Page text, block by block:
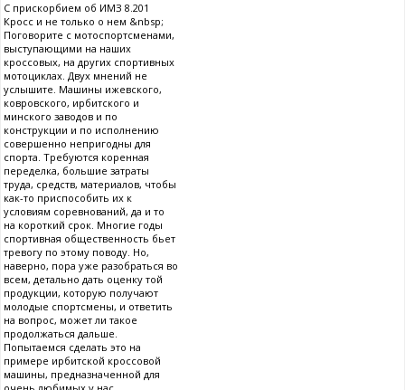
С прискорбием об ИМЗ 8.201
Кросс и не только о нем &nbsp;
Поговорите с мотоспортсменами,
выступающими на наших
кроссовых, на других спортивных
мотоциклах. Двух мнений не
услышите. Машины ижевского,
ковровского, ирбитского и
минского заводов и по
конструкции и по исполнению
совершенно непригодны для
спорта. Требуются коренная
переделка, большие затраты
труда, средств, материалов, чтобы
как-то приспособить их к
условиям соревнований, да и то
на короткий срок. Многие годы
спортивная общественность бьет
тревогу по этому поводу. Но,
наверно, пора уже разобраться во
всем, детально дать оценку той
продукции, которую получают
молодые спортсмены, и ответить
на вопрос, может ли такое
продолжаться дальше.
Попытаемся сделать это на
примере ирбитской кроссовой
машины, предназначенной для